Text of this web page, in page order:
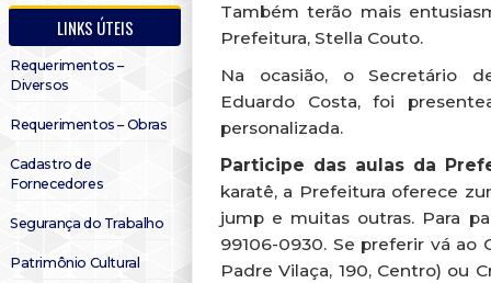
LINKS ÚTEIS
Requerimentos –
Diversos
Requerimentos – Obras
Cadastro de
Fornecedores
Segurança do Trabalho
Patrimônio Cultural
Também terão mais
Prefeitura, Stella Couto.
Na ocasião, o Secretário
Eduardo Costa, foi
personalizada.
Participe das aulas da
karatê, a Prefeitura oferece
jump e muitas outras. Para
99106-0930. Se preferir vá ao
Padre Vilaça, 190, Centro) ou